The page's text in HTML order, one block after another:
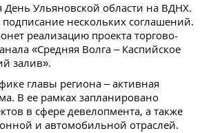
День Ульяновской области на ВДНХ.
нескольких соглашений.
реализацию проекта торгово-
«Средняя Волга – Каспийское
залив».
главы региона – активная
В ее рамках запланировано
в сфере девелопмента, а также
и автомобильной отраслей.